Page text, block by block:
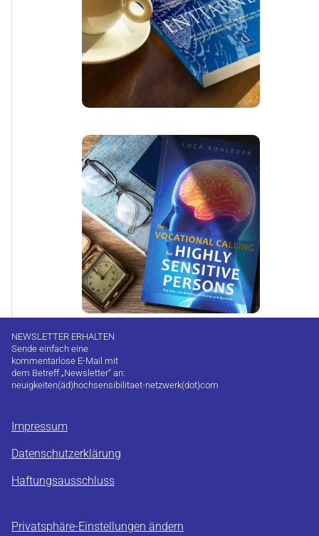
NEWSLETTER ERHALTEN
Sende einfach eine
kommentarlose E-Mail mit
dem Betreff „Newsletter“ an:
neuigkeiten(äd)hochsensibilitaet-netzwerk(dot)com
Impressum
Datenschutzerklärung
Haftungsausschluss
Privatsphäre-Einstellungen ändern